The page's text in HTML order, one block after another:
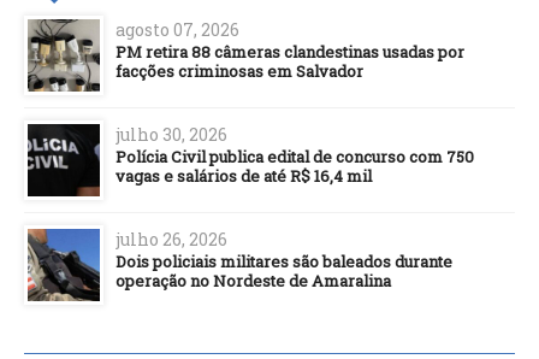
agosto 07, 2026
PM retira 88 câmeras clandestinas usadas por
facções criminosas em Salvador
julho 30, 2026
Polícia Civil publica edital de concurso com 750
vagas e salários de até R$ 16,4 mil
julho 26, 2026
Dois policiais militares são baleados durante
operação no Nordeste de Amaralina